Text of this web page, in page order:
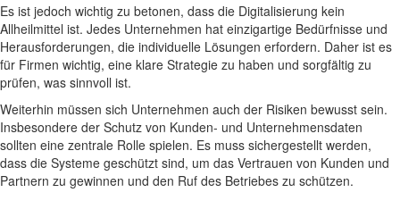
Es ist jedoch wichtig zu betonen, dass die Digitalisierung kein
Allheilmittel ist. Jedes Unternehmen hat einzigartige Bedürfnisse und
Herausforderungen, die individuelle Lösungen erfordern. Daher ist es
für Firmen wichtig, eine klare Strategie zu haben und sorgfältig zu
prüfen, was sinnvoll ist.
Weiterhin müssen sich Unternehmen auch der Risiken bewusst sein.
Insbesondere der Schutz von Kunden- und Unternehmensdaten
sollten eine zentrale Rolle spielen. Es muss sichergestellt werden,
dass die Systeme geschützt sind, um das Vertrauen von Kunden und
Partnern zu gewinnen und den Ruf des Betriebes zu schützen.